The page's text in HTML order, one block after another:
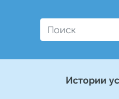
Истории